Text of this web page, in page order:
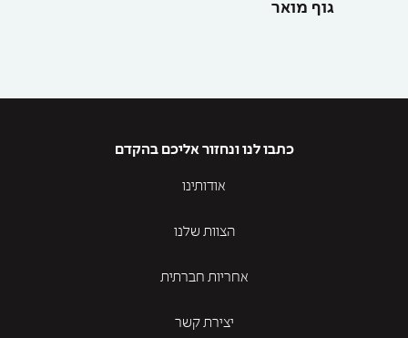
גוף מואר
כתבו לנו ונחזור אליכם בהקדם
אודותינו
הצוות שלנו
אחריות חברתית
יצירת קשר